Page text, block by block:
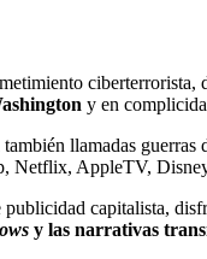
y en
llamadas
Netflix, AppleTV,
publicidad capitalista,
y las narrativas